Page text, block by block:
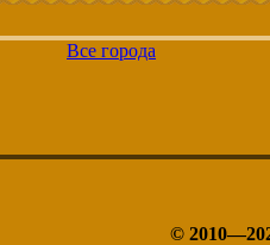
Все города
©